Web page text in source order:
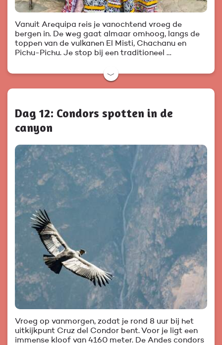
Vanuit Arequipa reis je vanochtend vroeg de
bergen in. De weg gaat almaar omhoog, langs de
toppen van de vulkanen El Misti, Chachanu en
Pichu-Pichu. Je stop bij een traditioneel …
﹀
Dag 12: Condors spotten in de
canyon
Vroeg op vanmorgen, zodat je rond 8 uur bij het
uitkijkpunt Cruz del Condor bent. Voor je ligt een
immense kloof van 4160 meter. De Andes condors